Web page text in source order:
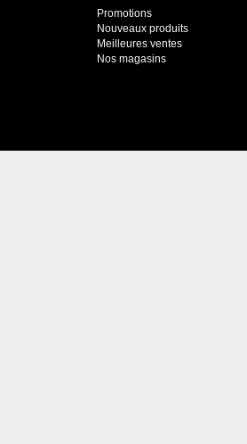
Promotions
Nouveaux produits
Meilleures ventes
Nos magasins